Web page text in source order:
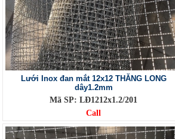
Lưới Inox đan mắt 12x12 THĂNG LONG
dây1.2mm
Mã SP: LĐ1212x1.2/201
Call